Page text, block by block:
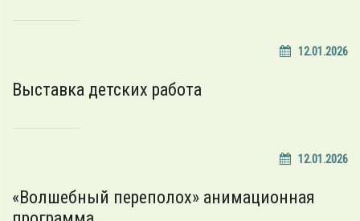
12.01.2026
Выставка детских работа
12.01.2026
«Волшебный переполох» анимационная